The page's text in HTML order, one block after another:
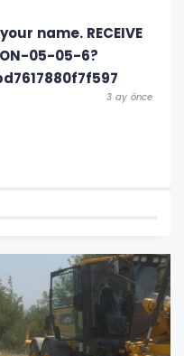
name. RECEIVE
05-05-6?
3 ay önce